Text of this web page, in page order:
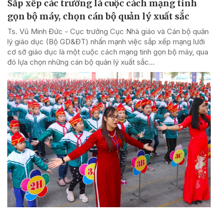
Sắp xếp các trường là cuộc cách mạng tinh
gọn bộ máy, chọn cán bộ quản lý xuất sắc
Ts. Vũ Minh Đức - Cục trưởng Cục Nhà giáo và Cán bộ quản
lý giáo dục (Bộ GD&ĐT) nhấn mạnh việc sắp xếp mạng lưới
cơ sở giáo dục là một cuộc cách mạng tinh gọn bộ máy, qua
đó lựa chọn những cán bộ quản lý xuất sắc...